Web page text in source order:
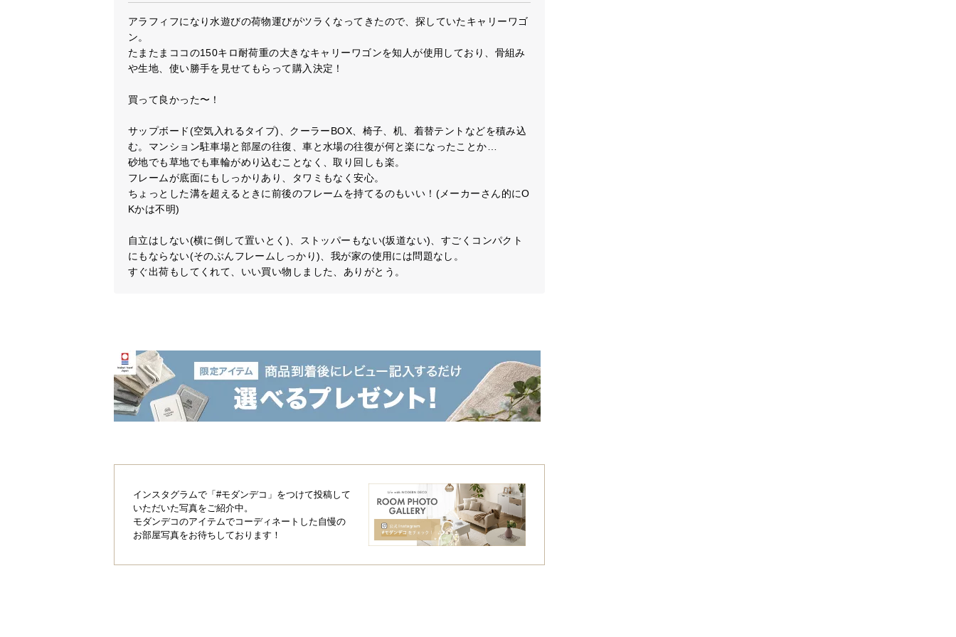
収納ボックス内寸
安心の耐荷重100kg
アラフィフになり水遊びの荷物運びがツラくなってきたので、探していたキャリーワゴ
ン。
たまたまココの150キロ耐荷重の大きなキャリーワゴンを知人が使用しており、骨組み
や生地、使い勝手を見せてもらって購入決定！
買って良かった〜！
サップボード(空気入れるタイプ)、クーラーBOX、椅子、机、着替テントなどを積み込
む。マンション駐車場と部屋の往復、車と水場の往復が何と楽になったことか…
砂地でも草地でも車輪がめり込むことなく、取り回しも楽。
フレームが底面にもしっかりあり、タワミもなく安心。
ちょっとした溝を超えるときに前後のフレームを持てるのもいい！(メーカーさん的にO
Kかは不明)
自立はしない(横に倒して置いとく)、ストッパーもない(坂道ない)、すごくコンパクト
にもならない(そのぶんフレームしっかり)、我が家の使用には問題なし。
すぐ出荷もしてくれて、いい買い物しました、ありがとう。
インスタグラムで「#モダンデコ」をつけて投稿して
いただいた写真をご紹介中。
モダンデコのアイテムでコーディネートした自慢の
お部屋写真をお待ちしております！